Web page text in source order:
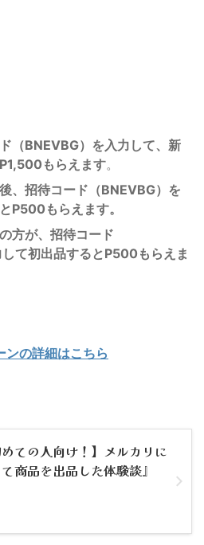
（BNEVBG） を入力して、新
もらえます。
、招待コード （BNEVBG） を
P500もらえます。
方が、 招待コード
て初出品するとP500もらえま
ンの詳細はこちら
めての人向け！】メルカリに
商品を出品した体験談』